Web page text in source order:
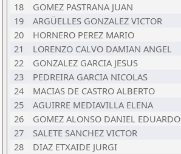
18
GOMEZ PASTRANA JUAN
19
ARGÜELLES GONZALEZ VICTOR
20
HORNERO PEREZ MARIO
21
LORENZO CALVO DAMIAN ANGEL
22
GONZALEZ GARCIA JESUS
23
PEDREIRA GARCIA NICOLAS
24
MACIAS DE CASTRO ALBERTO
25
AGUIRRE MEDIAVILLA ELENA
26
GOMEZ ALONSO DANIEL EDUARDO
27
SALETE SANCHEZ VICTOR
28
DIAZ ETXAIDE JURGI